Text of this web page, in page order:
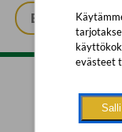
evästeet